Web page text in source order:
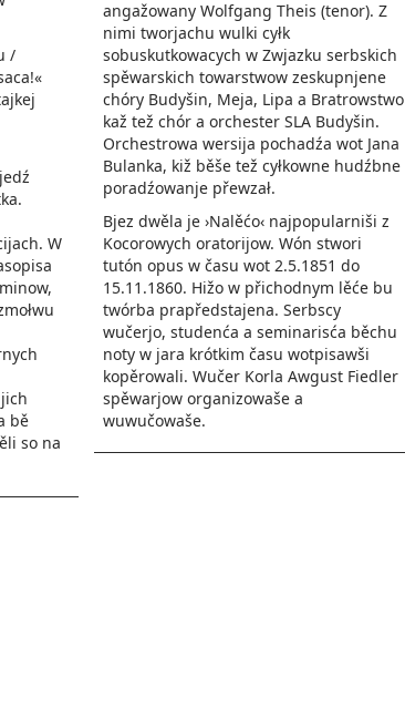
/
W
bě
so na
angažowany Wolfgang Theis (tenor). Z
nimi tworjachu wulki cyłk
sobuskutkowacych w Zwjazku serbskich
spěwarskich towarstwow zeskupnjene
chóry Budyšin, Meja, Lipa a Bratrowstwo
kaž tež chór a orchester SLA Budyšin.
Orchestrowa wersija pochadźa wot Jana
Bulanka, kiž běše tež cyłkowne hudźbne
poradźowanje přewzał.
Bjez dwěla je ›Nalěćo‹ najpopularniši z
Kocorowych oratorijow. Wón stwori
tutón opus w času wot 2.5.1851 do
15.11.1860. Hižo w přichodnym lěće bu
twórba prapředstajena. Serbscy
wučerjo, studenća a seminarisća běchu
noty w jara krótkim času wotpisawši
kopěrowali. Wučer Korla Awgust Fiedler
spěwarjow organizowaše a
wuwučowaše.